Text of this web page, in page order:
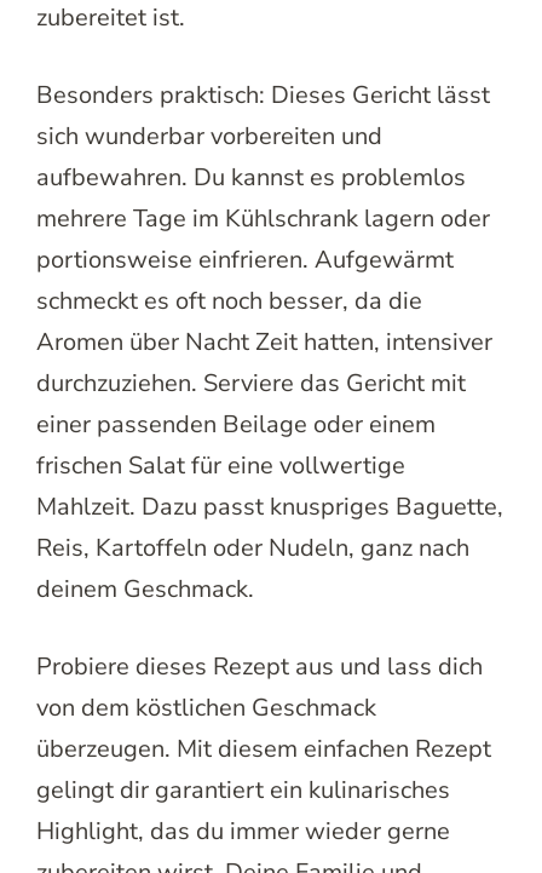
zubereitet ist.
Besonders praktisch: Dieses Gericht lässt
sich wunderbar vorbereiten und
aufbewahren. Du kannst es problemlos
mehrere Tage im Kühlschrank lagern oder
portionsweise einfrieren. Aufgewärmt
schmeckt es oft noch besser, da die
Aromen über Nacht Zeit hatten, intensiver
durchzuziehen. Serviere das Gericht mit
einer passenden Beilage oder einem
frischen Salat für eine vollwertige
Mahlzeit. Dazu passt knuspriges Baguette,
Reis, Kartoffeln oder Nudeln, ganz nach
deinem Geschmack.
Probiere dieses Rezept aus und lass dich
von dem köstlichen Geschmack
überzeugen. Mit diesem einfachen Rezept
gelingt dir garantiert ein kulinarisches
Highlight, das du immer wieder gerne